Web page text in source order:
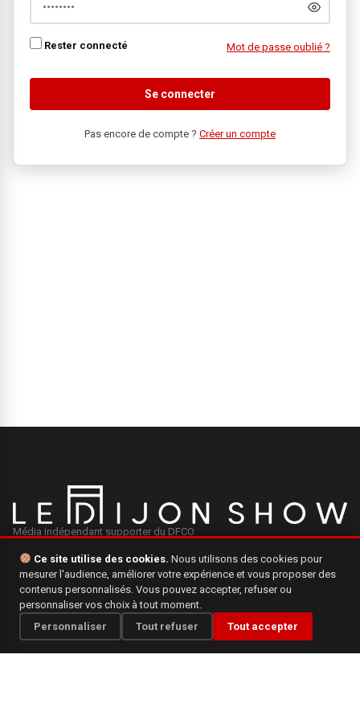
Rester connecté Mot de passe oublié ?
Se connecter
Pas encore de compte ? Créer un compte
Média indépendant supporter du DFCO
INFORMATIONS
Mentions légales
Qui sommes-nous ?
Ce site utilise des cookies. Nous utilisons des cookies pour
mesurer l'audience, améliorer votre expérience et vous proposer des
contenus personnalisés. Vous pouvez accepter, refuser ou
personnaliser vos choix à tout moment.
Personnaliser
Tout refuser Tout accepter